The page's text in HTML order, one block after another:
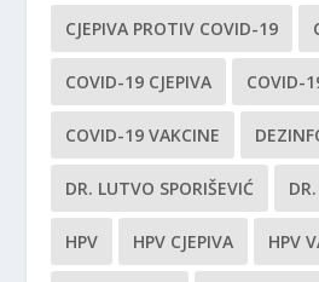
CJEPIVA PROTIV COVID-19
COVID-19 CJEPIVA COVID-
COVID-19 VAKCINE
DR. LUTVO SPORIŠEVIĆ
HPV HPV CJEPIVA HPV